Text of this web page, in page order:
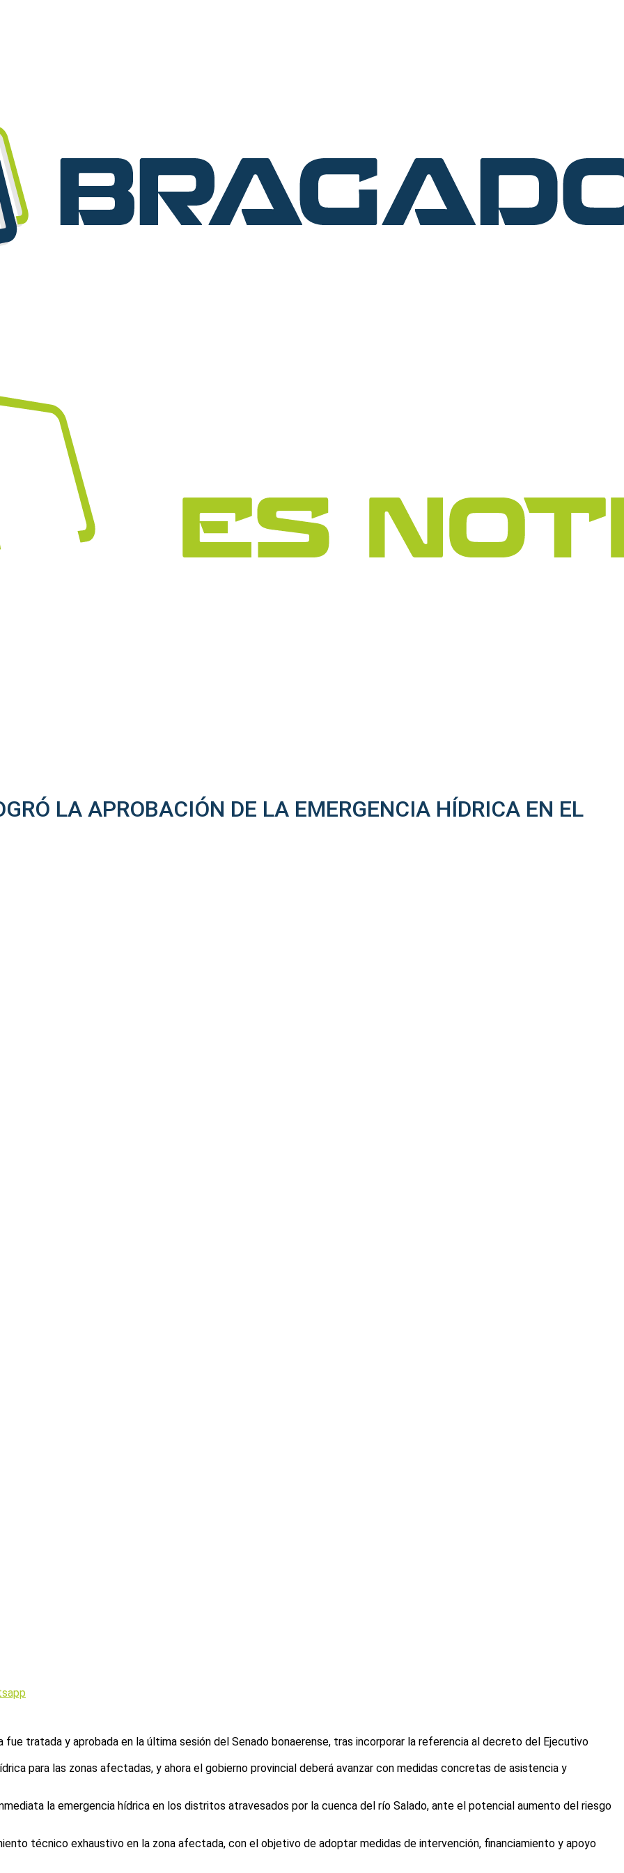
LA APROBACIÓN DE LA EMERGENCIA HÍDRICA EN EL
fue tratada y aprobada en la última sesión del Senado bonaerense, tras incorporar la referencia al decreto del Ejecutivo
para las zonas afectadas, y ahora el gobierno provincial deberá avanzar con medidas concretas de asistencia y
la emergencia hídrica en los distritos atravesados por la cuenca del río Salado, ante el potencial aumento del riesgo
técnico exhaustivo en la zona afectada, con el objetivo de adoptar medidas de intervención, financiamiento y apoyo